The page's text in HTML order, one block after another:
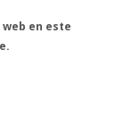
en este